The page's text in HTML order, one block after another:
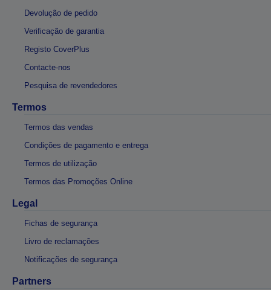
Devolução de pedido
Verificação de garantia
Registo CoverPlus
Contacte-nos
Pesquisa de revendedores
Termos
Termos das vendas
Condições de pagamento e entrega
Termos de utilização
Termos das Promoções Online
Legal
Fichas de segurança
Livro de reclamações
Notificações de segurança
Partners